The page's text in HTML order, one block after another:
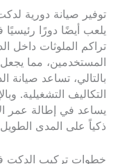
توفير صيانة دورية
يلعب أيضًا دورًا
تراكم الملوثات داخل
المستخدمين، مما
بالتالي، تساعد
التكاليف التشغيلية.
يساعد في إطالة عمر
ذكياً على المدى
خطوات تركيب الدكت